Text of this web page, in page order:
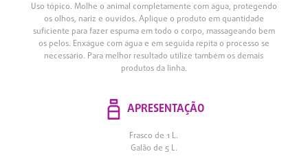
Uso tópico. Molhe o animal completamente com água, protegendo
os olhos, nariz e ouvidos. Aplique o produto em quantidade
suficiente para fazer espuma em todo o corpo, massageando bem
os pelos. Enxágue com água e em seguida repita o processo se
necessário. Para melhor resultado utilize também os demais
produtos da linha.
APRESENTAÇÃO
Frasco de 1 L.
Galão de 5 L.